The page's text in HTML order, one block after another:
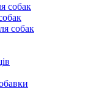
собак
собак